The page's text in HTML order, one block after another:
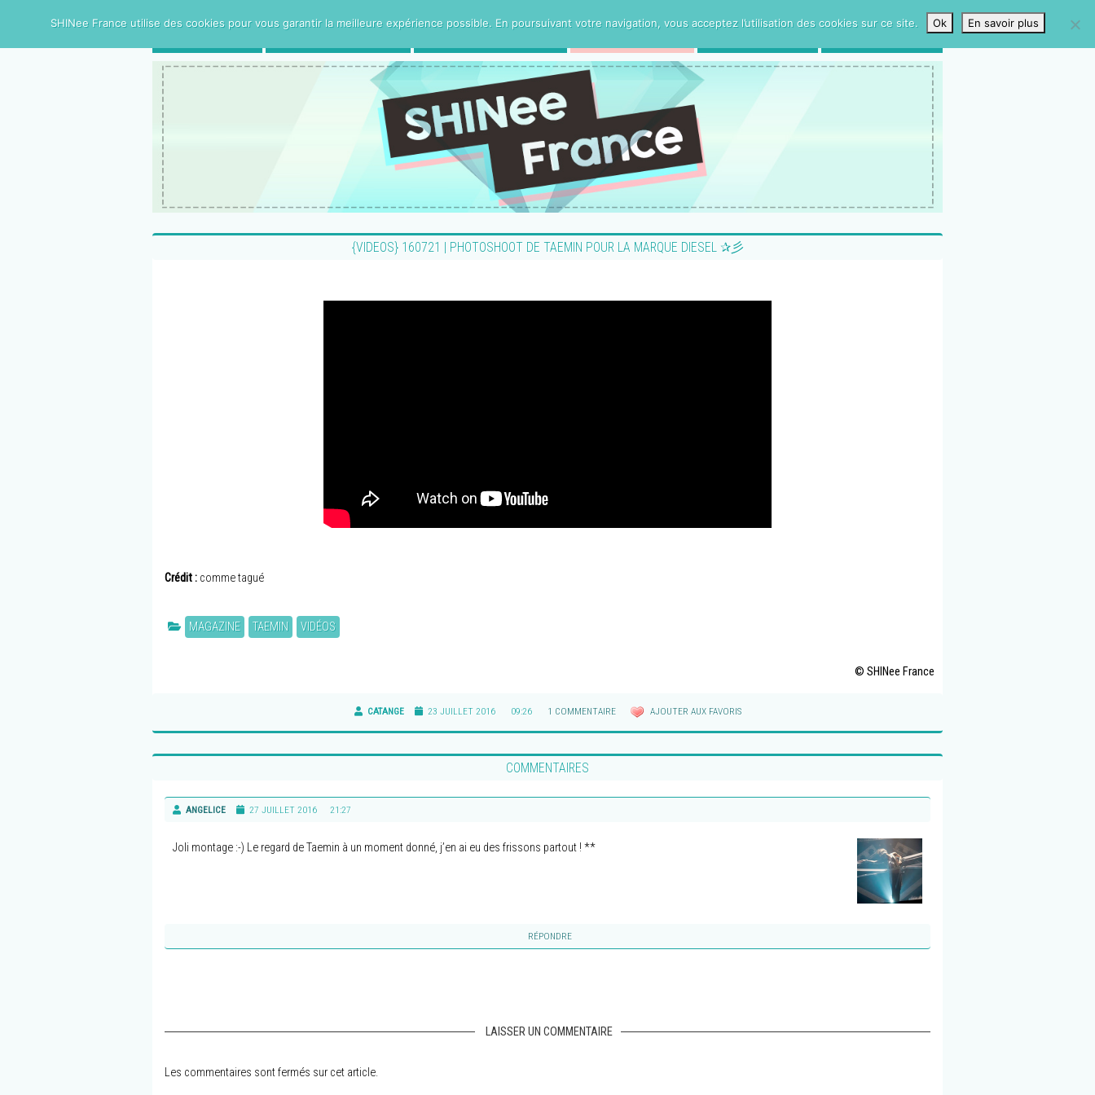
{VIDEOS} 160721 | PHOTOSHOOT DE TAEMIN POUR LA MARQUE DIESEL ✰彡
Crédit : comme tagué
MAGAZINE TAEMIN VIDÉOS
© SHINee France
CATANGE 23 JUILLET 2016 09:26 1 COMMENTAIRE AJOUTER AUX FAVORIS
COMMENTAIRES
ANGELICE 27 JUILLET 2016 21:27
Joli montage :-) Le regard de Taemin à un moment donné, j’en ai eu des frissons partout ! **
RÉPONDRE
LAISSER UN COMMENTAIRE
Les commentaires sont fermés sur cet article.
SHINee France utilise des cookies pour vous garantir la meilleure expérience possible. En poursuivant votre navigation, vous acceptez l’utilisation des cookies sur ce site. Ok En savoir plus